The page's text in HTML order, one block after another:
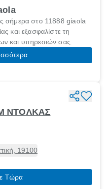
σήμερα στο 11888 giaola
και εξασφαλίστε τη
και υπηρεσιών σας.
ΝΤΟΛΚΑΣ
19100
Τώρα